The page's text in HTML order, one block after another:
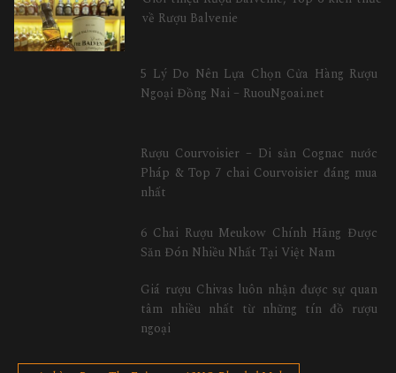
về Rượu Balvenie
5 Lý Do Nên Lựa Chọn Cửa Hàng Rượu
Ngoại Đồng Nai – RuouNgoai.net
Rượu Courvoisier – Di sản Cognac nước
Pháp & Top 7 chai Courvoisier đáng mua
nhất
6 Chai Rượu Meukow Chính Hãng Được
Săn Đón Nhiều Nhất Tại Việt Nam
Giá rượu Chivas luôn nhận được sự quan
tâm nhiều nhất từ những tín đồ rượu